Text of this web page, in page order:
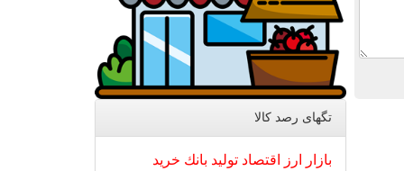
تگهای رصد كالا
بازار ارز اقتصاد تولید بانك خرید